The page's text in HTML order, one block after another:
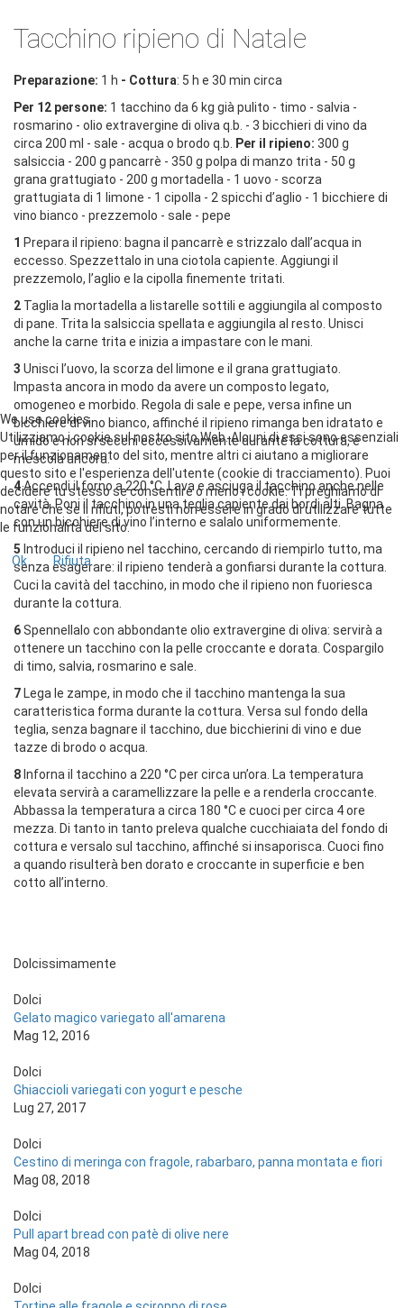
Tacchino ripieno di Natale
Preparazione: 1 h - Cottura: 5 h e 30 min circa
Per 12 persone: 1 tacchino da 6 kg già pulito - timo - salvia -
rosmarino - olio extravergine di oliva q.b. - 3 bicchieri di vino da
circa 200 ml - sale - acqua o brodo q.b. Per il ripieno: 300 g
salsiccia - 200 g pancarrè - 350 g polpa di manzo trita - 50 g
grana grattugiato - 200 g mortadella - 1 uovo - scorza
grattugiata di 1 limone - 1 cipolla - 2 spicchi d’aglio - 1 bicchiere di
vino bianco - prezzemolo - sale - pepe
1 Prepara il ripieno: bagna il pancarrè e strizzalo dall’acqua in
eccesso. Spezzettalo in una ciotola capiente. Aggiungi il
prezzemolo, l’aglio e la cipolla finemente tritati.
2 Taglia la mortadella a listarelle sottili e aggiungila al composto
di pane. Trita la salsiccia spellata e aggiungila al resto. Unisci
anche la carne trita e inizia a impastare con le mani.
3 Unisci l’uovo, la scorza del limone e il grana grattugiato.
Impasta ancora in modo da avere un composto legato,
omogeneo e morbido. Regola di sale e pepe, versa infine un
bicchiere di vino bianco, affinché il ripieno rimanga ben idratato e
umido e non si secchi eccessivamente durante la cottura, e
mescola ancora.
4Accendi il forno a 220 °C. Lava e asciuga il tacchino anche nelle
cavità. Poni il tacchino in una teglia capiente dai bordi alti. Bagna
con un bicchiere di vino l’interno e salalo uniformemente.
5 Introduci il ripieno nel tacchino, cercando di riempirlo tutto, ma
senza esagerare: il ripieno tenderà a gonfiarsi durante la cottura.
Cuci la cavità del tacchino, in modo che il ripieno non fuoriesca
durante la cottura.
6Spennellalo con abbondante olio extravergine di oliva: servirà a
ottenere un tacchino con la pelle croccante e dorata. Cospargilo
di timo, salvia, rosmarino e sale.
7 Lega le zampe, in modo che il tacchino mantenga la sua
caratteristica forma durante la cottura. Versa sul fondo della
teglia, senza bagnare il tacchino, due bicchierini di vino e due
tazze di brodo o acqua.
8 Inforna il tacchino a 220 °C per circa un’ora. La temperatura
elevata servirà a caramellizzare la pelle e a renderla croccante.
Abbassa la temperatura a circa 180 °C e cuoci per circa 4 ore
mezza. Di tanto in tanto preleva qualche cucchiaiata del fondo di
cottura e versalo sul tacchino, affinché si insaporisca. Cuoci fino
a quando risulterà ben dorato e croccante in superficie e ben
cotto all’interno.
Dolcissimamente
Dolci
Gelato magico variegato all'amarena
Mag 12, 2016
Dolci
Ghiaccioli variegati con yogurt e pesche
Lug 27, 2017
Dolci
Cestino di meringa con fragole, rabarbaro, panna montata e fiori
Mag 08, 2018
Dolci
Pull apart bread con patè di olive nere
Mag 04, 2018
Dolci
We use cookies
Utilizziamo i cookie sul nostro sito Web. Alcuni di essi sono essenziali
per il funzionamento del sito, mentre altri ci aiutano a migliorare
questo sito e l'esperienza dell'utente (cookie di tracciamento). Puoi
decidere tu stesso se consentire o meno i cookie. Ti preghiamo di
notare che se li rifiuti, potresti non essere in grado di utilizzare tutte
le funzionalità del sito.
Ok Rifiuta